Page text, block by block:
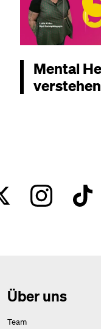
Mental
Über uns
Team